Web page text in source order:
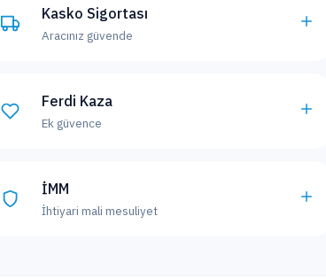
Kasko Sigortası
Aracınız güvende
Ferdi Kaza
Ek güvence
İMM
İhtiyari mali mesuliyet